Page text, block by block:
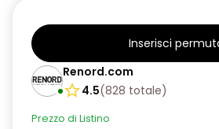
airbag laterali a tendina anteriori e
alzacristalli posteriori elettrici
assistenza alla frenata d'emergenza
attacco isofix
Inserisci
Renord.com
4.5(828 totale)
Prezzo di Listino